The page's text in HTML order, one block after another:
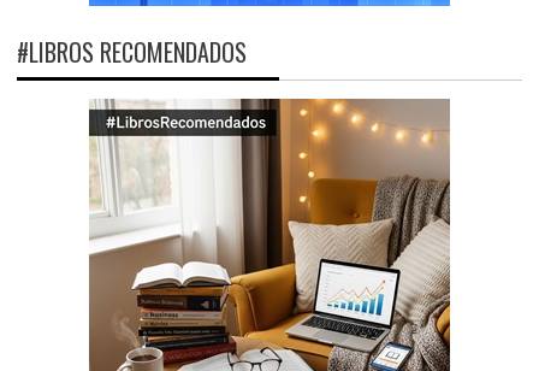
#LIBROS RECOMENDADOS